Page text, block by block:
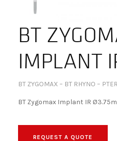
Are you looking
BT
IMPLANT
BT ZYGOMAX – BT RHYNO –
BT Zygomax Implant IR
REQUEST A QUOTE